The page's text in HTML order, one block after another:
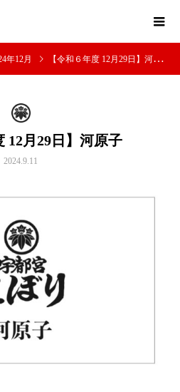
年12月 【令和６年度 12月29日】河原子
12月29日】河原子
2024.9.11